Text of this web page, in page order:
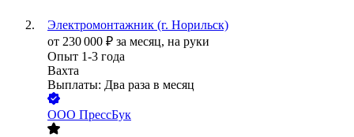
Электромонтажник (г. Норильск)
от 230 000 ₽ за месяц, на руки
Опыт 1-3 года
Вахта
Выплаты: Два раза в месяц
ООО ПрессБук